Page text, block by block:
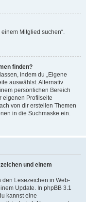
Mitglied suchen“.
finden?
indem du „Eigene
auswählst. Alternativ
persönlichen Bereich
eigenen Profilseite
von dir erstellen Themen
in die Suchmaske ein.
und einem
den Lesezeichen in Web-
Update. In phpBB 3.1
kannst eine